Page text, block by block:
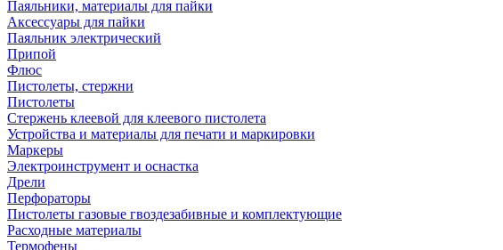
Паяльники, материалы для пайки
Аксессуары для пайки
Паяльник электрический
Припой
Флюс
Пистолеты, стержни
Пистолеты
Стержень клеевой для клеевого пистолета
Устройства и материалы для печати и маркировки
Маркеры
Электроинструмент и оснастка
Дрели
Перфораторы
Пистолеты газовые гвоздезабивные и комплектующие
Расходные материалы
Термофены